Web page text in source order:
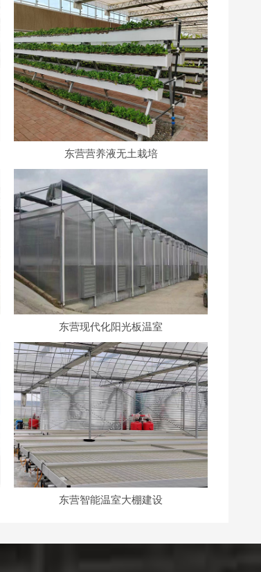
东营营养液无土栽培
东营现代化阳光板温室
东营智能温室大棚建设